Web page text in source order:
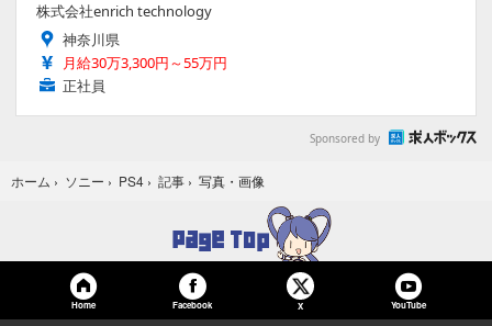
株式会社enrich technology
神奈川県
月給30万3,300円～55万円
正社員
Sponsored by
ホーム › ソニー › PS4 › 記事 › 写真・画像
Home Facebook X YouTube